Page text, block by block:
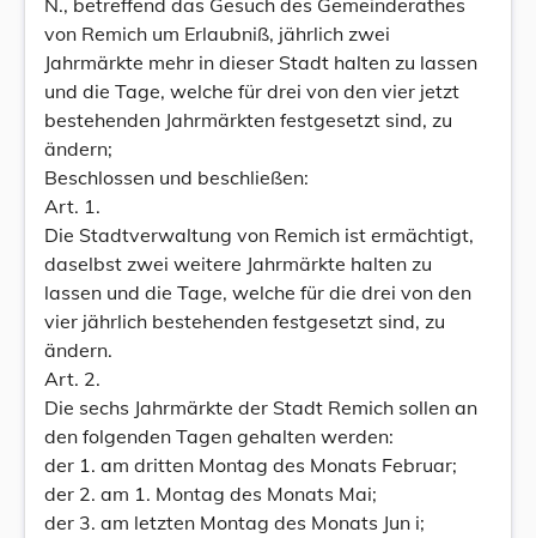
N., betreffend das Gesuch des Gemeinderathes
von Remich um Erlaubniß, jährlich zwei
Jahrmärkte mehr in dieser Stadt halten zu lassen
und die Tage, welche für drei von den vier jetzt
bestehenden Jahrmärkten festgesetzt sind, zu
ändern;
Beschlossen und beschließen:
Art. 1.
Die Stadtverwaltung von Remich ist ermächtigt,
daselbst zwei weitere Jahrmärkte halten zu
lassen und die Tage, welche für die drei von den
vier jährlich bestehenden festgesetzt sind, zu
ändern.
Art. 2.
Die sechs Jahrmärkte der Stadt Remich sollen an
den folgenden Tagen gehalten werden:
der 1. am dritten Montag des Monats Februar;
der 2. am 1. Montag des Monats Mai;
der 3. am letzten Montag des Monats Jun i;